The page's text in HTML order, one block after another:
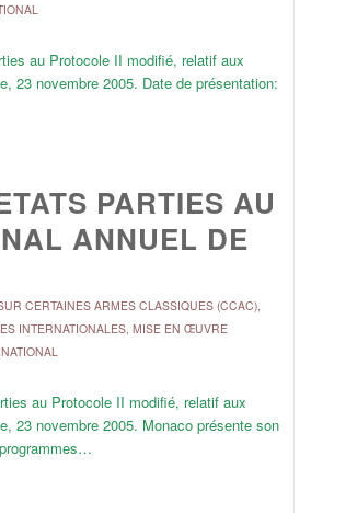
au Protocole II modifié, relatif aux
23 novembre 2005. Date de présentation:
PARTIES AU
ANNUEL DE
CERTAINES ARMES CLASSIQUES (CCAC),
INTERNATIONALES, MISE EN ŒUVRE
au Protocole II modifié, relatif aux
23 novembre 2005. Monaco présente son